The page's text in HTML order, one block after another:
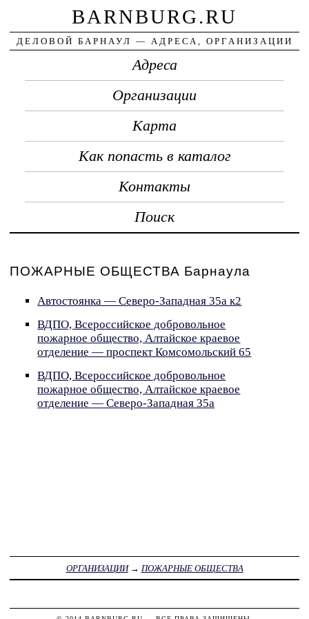
BARNBURG.RU
ДЕЛОВОЙ БАРНАУЛ — АДРЕСА, ОРГАНИЗАЦИИ
Адреса
Организации
Карта
Как попасть в каталог
Контакты
Поиск
ПОЖАРНЫЕ ОБЩЕСТВА Барнаула
Автостоянка — Северо-Западная 35а к2
ВДПО, Всероссийское добровольное
пожарное общество, Алтайское краевое
отделение — проспект Комсомольский 65
ВДПО, Всероссийское добровольное
пожарное общество, Алтайское краевое
отделение — Северо-Западная 35а
ОРГАНИЗАЦИИ→ ПОЖАРНЫЕ ОБЩЕСТВА